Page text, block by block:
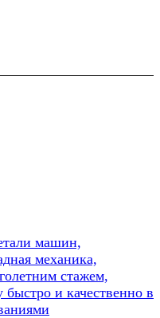
машин,
механика,
стажем,
и качественно в